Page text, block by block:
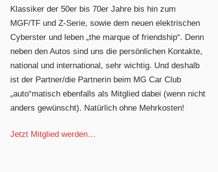
Klassiker der 50er bis 70er Jahre bis hin zum
MGF/TF und Z-Serie, sowie dem neuen elektrischen
Cyberster und leben „the marque of friendship“. Denn
neben den Autos sind uns die persönlichen Kontakte,
national und international, sehr wichtig. Und deshalb
ist der Partner/die Partnerin beim MG Car Club
„auto“matisch ebenfalls als Mitglied dabei (wenn nicht
anders gewünscht). Natürlich ohne Mehrkosten!
Jetzt Mitglied werden…